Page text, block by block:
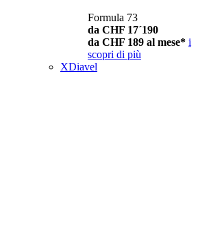
Formula 73
da CHF 17´190
da CHF 189 al mese* i
scopri di più
XDiavel